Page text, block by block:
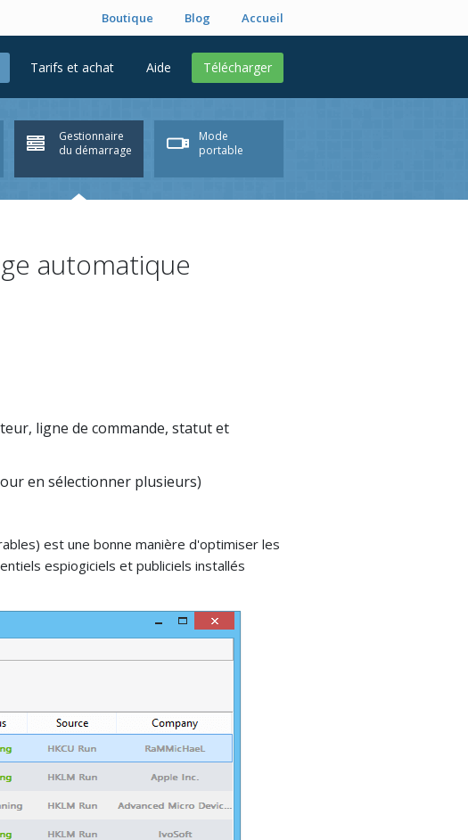
Boutique Blog Accueil
Tarifs et achat Aide Télécharger
Gestionnaire
du démarrage
Mode
portable
automatique
ligne de commande, statut et
en sélectionner plusieurs)
est une bonne manière d'optimiser les
espiogiciels et publiciels installés